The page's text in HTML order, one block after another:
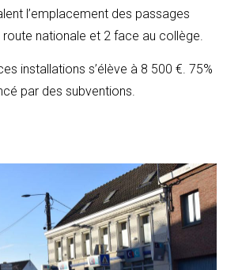
l’emplacement des passages
nationale et 2 face au collège.
installations s’élève à 8 500 €. 75%
par des subventions.